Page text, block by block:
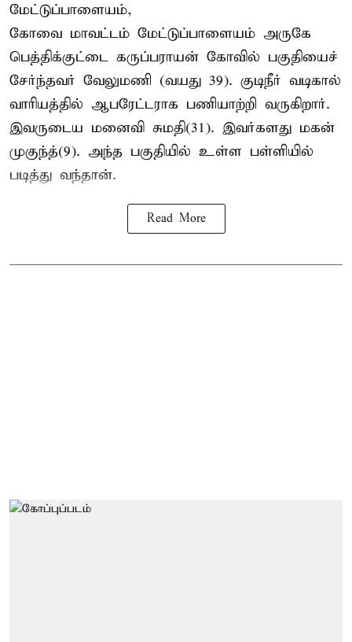
மேட்டுப்பாளையம்,
கோவை மாவட்டம் மேட்டுப்பாளையம் அருகே
பெத்திக்குட்டை கருப்பராயன் கோவில் பகுதியைச்
சேர்ந்தவர் வேலுமணி (வயது 39). குடிநீர் வடிகால்
வாரியத்தில் ஆபரேட்டராக பணியாற்றி வருகிறார்.
இவருடைய மனைவி சுமதி(31). இவர்களது மகன்
முகுந்த்(9). அந்த பகுதியில் உள்ள பள்ளியில்
படித்து வந்தான்.
Read More